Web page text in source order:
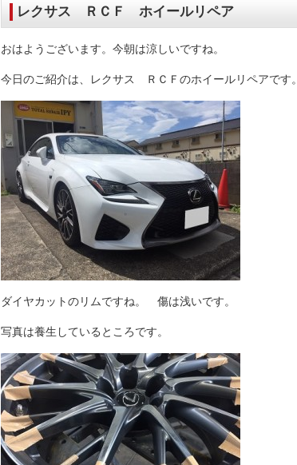
レクサス ＲＣＦ ホイールリペア
おはようございます。今朝は涼しいですね。
今日のご紹介は、レクサス ＲＣＦのホイールリペアです。
ダイヤカットのリムですね。 傷は浅いです。
写真は養生しているところです。